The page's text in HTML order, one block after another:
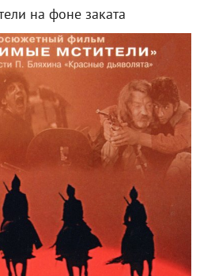
на фоне заката